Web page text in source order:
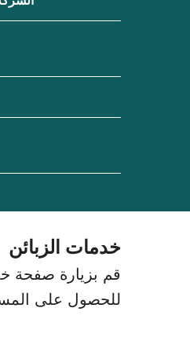
خدمات الزبائن
قم بزيارة صفحة
للحصول على